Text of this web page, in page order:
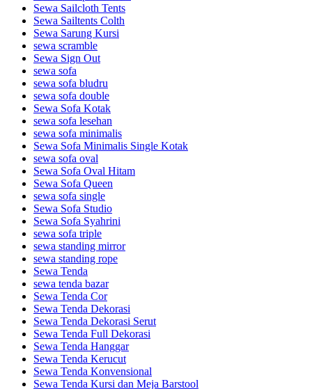
Sewa Sailcloth Tents
Sewa Sailtents Colth
Sewa Sarung Kursi
sewa scramble
Sewa Sign Out
sewa sofa
sewa sofa bludru
sewa sofa double
Sewa Sofa Kotak
sewa sofa lesehan
sewa sofa minimalis
Sewa Sofa Minimalis Single Kotak
sewa sofa oval
Sewa Sofa Oval Hitam
Sewa Sofa Queen
sewa sofa single
Sewa Sofa Studio
Sewa Sofa Syahrini
sewa sofa triple
sewa standing mirror
sewa standing rope
Sewa Tenda
sewa tenda bazar
Sewa Tenda Cor
Sewa Tenda Dekorasi
Sewa Tenda Dekorasi Serut
Sewa Tenda Full Dekorasi
Sewa Tenda Hanggar
Sewa Tenda Kerucut
Sewa Tenda Konvensional
Sewa Tenda Kursi dan Meja Barstool